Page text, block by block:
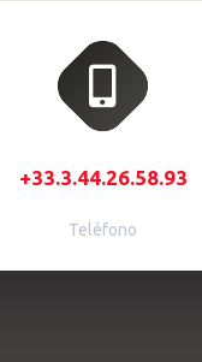
+33.3.44.26.58.93
Teléfono